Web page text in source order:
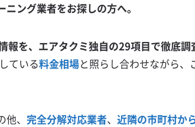
ング業者をお探しの方へ。
報を、エアタクミ独自の29項目で徹底調
ている料金相場と照らし合わせながら、
、 完全分解対応業者、 近隣の市町村か